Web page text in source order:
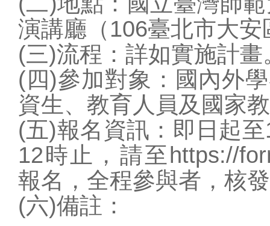
圖片連結
演講廳（106臺北市大
(三)流程：詳如實施計畫
(四)參加對象：國內外
資生、教育人員及國家
(五)報名資訊：即日起
12時止，請至https://
報名，全程參與者，核
(六)備註：